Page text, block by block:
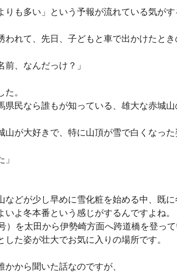
りも多い」という予報が流れている気がす
われて、先日、子どもと車で出かけたとき
前、なんだっけ？」
。
県民なら誰もが知っている、雄大な赤城山
山が大好きで、特に山頂が雪で白くなった
などが少し早めに雪化粧を始める中、既
いよ冬本番という感じがするんですよね。
）を太田から伊勢崎方面へ跨道橋を登っ
した姿が壮大でお気に入りの場所です。
かから聞いた話なのですが、